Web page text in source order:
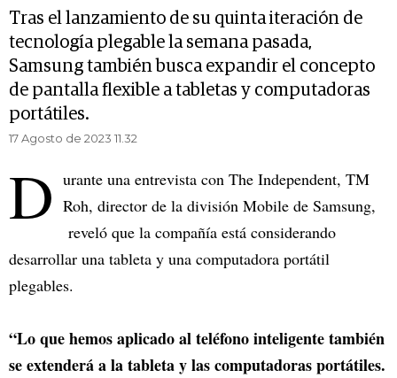
Tras el lanzamiento de su quinta iteración de
tecnología plegable la semana pasada,
Samsung también busca expandir el concepto
de pantalla flexible a tabletas y computadoras
portátiles.
17 Agosto de 2023 11.32
D urante una entrevista con The Independent, TM
Roh, director de la división Mobile de Samsung,
reveló que la compañía está considerando
desarrollar una tableta y una computadora portátil
plegables.
“Lo que hemos aplicado al teléfono inteligente también
se extenderá a la tableta y las computadoras portátiles.